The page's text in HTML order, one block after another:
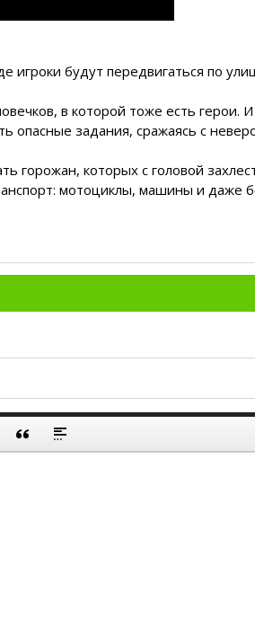
будут передвигаться по
в которой тоже есть герои.
опасные задания, сражаясь с
горожан, которых с головой
мотоциклы, машины и даже
ссылку
скрытого текста
Вставка цитаты
Вставка спойлера